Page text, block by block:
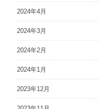
2024年4月
2024年3月
2024年2月
2024年1月
2023年12月